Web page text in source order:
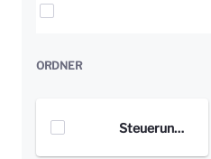
Elemente auswählen
ORDNER
Steuerungsgruppe